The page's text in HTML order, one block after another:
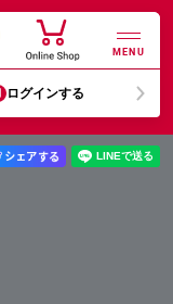
MENU
ログインする